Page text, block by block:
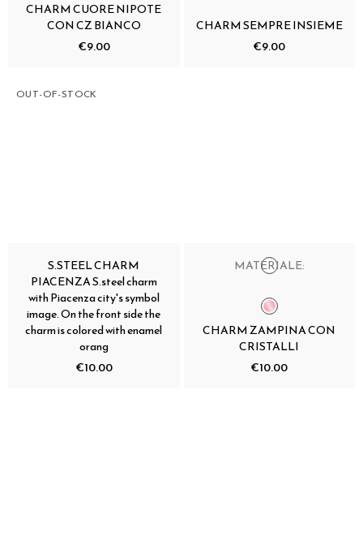
CHARM CUORE NIPOTE
CON CZ BIANCO
€9.00
CHARM SEMPRE INSIEME
€9.00
OUT-OF-STOCK
S.STEEL CHARM
PIACENZA S.steel charm
with Piacenza city's symbol
image. On the front side the
charm is colored with enamel
orang
€10.00
MATERIALE:
CHARM ZAMPINA CON
CRISTALLI
€10.00